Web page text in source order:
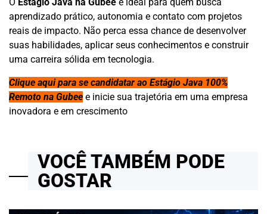
aprendizado prático, autonomia e contato com projetos
reais de impacto. Não perca essa chance de desenvolver
suas habilidades, aplicar seus conhecimentos e construir
uma carreira sólida em tecnologia.
Clique aqui para se candidatar ao Estágio Java 100%
Remoto na Gubee e inicie sua trajetória em uma empresa
inovadora e em crescimento
VOCÊ TAMBÉM PODE
GOSTAR